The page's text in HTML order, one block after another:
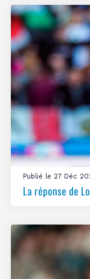
Publié le 27 Déc
La réponse de